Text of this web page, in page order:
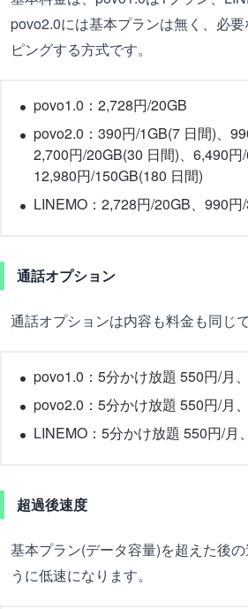
povo2.0には基本プランは無く、必
ピングする方式です。
povo1.0：2,728円/20GB
povo2.0：390円/1GB(7 日間)、
2,700円/20GB(30 日間)、6,490円/
12,980円/150GB(180 日間)
LINEMO：2,728円/20GB、990円
通話オプション
通話オプションは内容も料金も同じで
povo1.0：5分かけ放題 550円/月
povo2.0：5分かけ放題 550円/月
LINEMO：5分かけ放題 550円/月
超過後速度
基本プラン(データ容量)を超えた後
うに低速になります。